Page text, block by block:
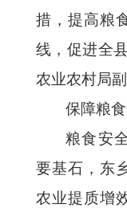
措，提高粮
线，促进全
农业农村局
保障粮
粮食安
要基石，东
农业提质增